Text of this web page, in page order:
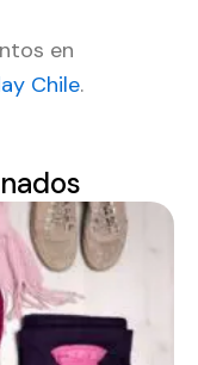
en
Chile.